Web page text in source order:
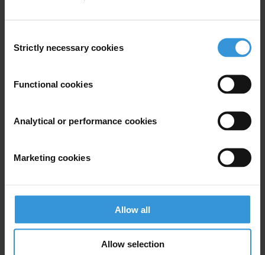
Selection
Strictly necessary cookies
Functional cookies
Analytical or performance cookies
Marketing cookies
Allow all
Allow selection
secretariado@transparencia.pt
Subscribe to our weekly newsletter